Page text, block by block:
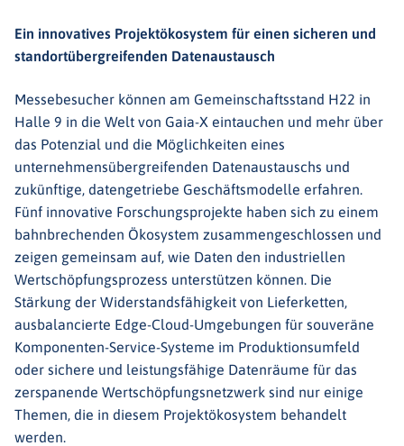
Ein innovatives Projektökosystem für einen sicheren und
standortübergreifenden Datenaustausch
Messebesucher können am Gemeinschaftsstand H22 in
Halle 9 in die Welt von Gaia-X eintauchen und mehr über
das Potenzial und die Möglichkeiten eines
unternehmensübergreifenden Datenaustauschs und
zukünftige, datengetriebe Geschäftsmodelle erfahren.
Fünf innovative Forschungsprojekte haben sich zu einem
bahnbrechenden Ökosystem zusammengeschlossen und
zeigen gemeinsam auf, wie Daten den industriellen
Wertschöpfungsprozess unterstützen können. Die
Stärkung der Widerstandsfähigkeit von Lieferketten,
ausbalancierte Edge-Cloud-Umgebungen für souveräne
Komponenten-Service-Systeme im Produktionsumfeld
oder sichere und leistungsfähige Datenräume für das
zerspanende Wertschöpfungsnetzwerk sind nur einige
Themen, die in diesem Projektökosystem behandelt
werden.